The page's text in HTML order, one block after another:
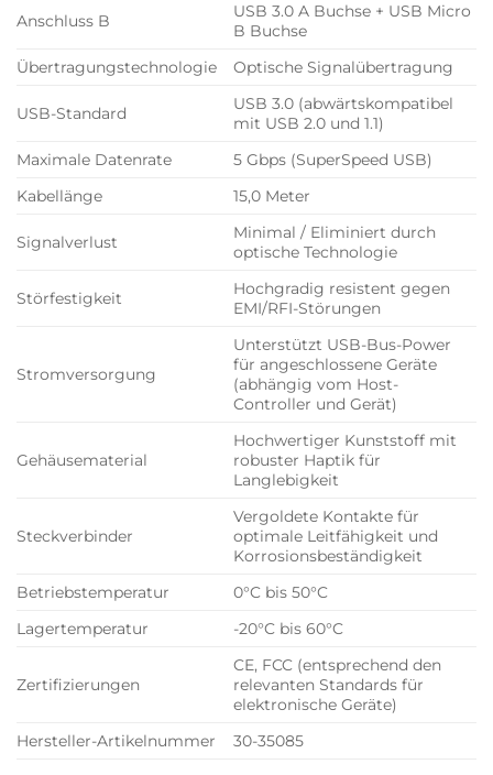
Anschluss B
USB 3.0 A Buchse + USB Micro
B Buchse
Übertragungstechnologie
Optische Signalübertragung
USB-Standard
USB 3.0 (abwärtskompatibel
mit USB 2.0 und 1.1)
Maximale Datenrate
5 Gbps (SuperSpeed USB)
Kabellänge
15,0 Meter
Signalverlust
Minimal / Eliminiert durch
optische Technologie
Störfestigkeit
Hochgradig resistent gegen
EMI/RFI-Störungen
Stromversorgung
Unterstützt USB-Bus-Power
für angeschlossene Geräte
(abhängig vom Host-
Controller und Gerät)
Gehäusematerial
Hochwertiger Kunststoff mit
robuster Haptik für
Langlebigkeit
Steckverbinder
Vergoldete Kontakte für
optimale Leitfähigkeit und
Korrosionsbeständigkeit
Betriebstemperatur
0°C bis 50°C
Lagertemperatur
-20°C bis 60°C
Zertifizierungen
CE, FCC (entsprechend den
relevanten Standards für
elektronische Geräte)
Hersteller-Artikelnummer
30-35085